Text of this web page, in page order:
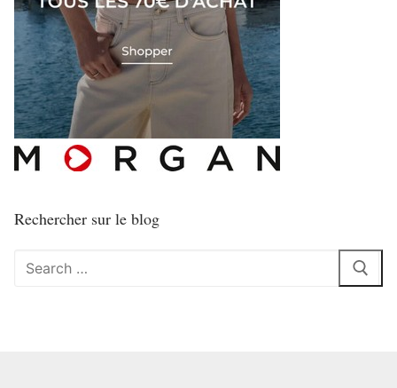
Rechercher sur le blog
Rechercher